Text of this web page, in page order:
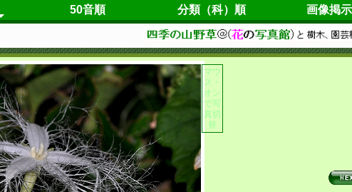
50音順 分類（科）順 画像掲
マウ
ス・
オン
で写
真切
替